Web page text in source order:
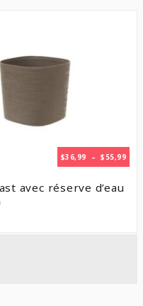
$36,99 – $ 55,99
DE
avec réserve d’eau